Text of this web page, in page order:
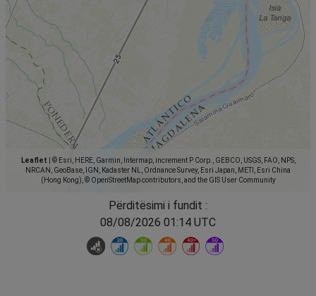
Leaflet
© Esri, HERE, Garmin, Intermap, increment P Corp., GEBCO, USGS, FAO, NPS,
NRCAN, GeoBase, IGN, Kadaster NL, Ordnance Survey, Esri Japan, METI, Esri China
(Hong Kong), © OpenStreetMap contributors, and the GIS User Community
Përditësimi i fundit :
08/08/2026 01:14 UTC